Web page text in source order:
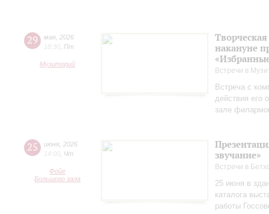
29 мая 2026
18:30 Пт
Музиторий
накануне
Встречи в
Встреча с
действия его
зале
25 июня 2026
14:00 Чт
Фойе
Большого зала
звучание»
Встречи в
25 июня в
каталога
работы